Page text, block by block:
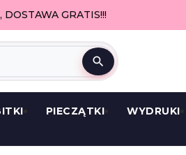
GRATIS!!!
search
PIECZĄTKI WYDRUKI